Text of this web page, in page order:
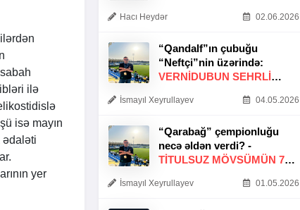
ilə
isə mayın
ədaləti
yer
Hacı Heydər 02.06.2026
“Qandalf”ın çubuğu
“Neftçi”nin üzərində:
VERNİDUBUN SEHRLİ
İsmayıl Xeyrullayev 04.05.2026
“Qarabağ” çempionluğu
necə əldən verdi? -
TITULSUZ MÖVSÜMÜN 7
İsmayıl Xeyrullayev 01.05.2026